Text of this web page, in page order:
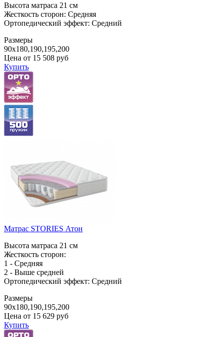
Высота матраса 21 см
Жесткость сторон: Средняя
Ортопедический эффект: Средний
Размеры
90x180,190,195,200
Цена от 15 508 руб
Купить
Матрас STORIES Атон
Высота матраса 21 см
Жесткость сторон:
1 - Средняя
2 - Выше средней
Ортопедический эффект: Средний
Размеры
90x180,190,195,200
Цена от 15 629 руб
Купить